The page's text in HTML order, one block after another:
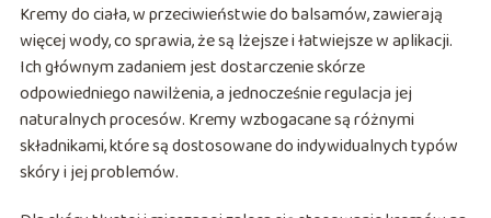
Kremy do ciała, w przeciwieństwie do balsamów, zawierają
więcej wody, co sprawia, że są lżejsze i łatwiejsze w aplikacji.
Ich głównym zadaniem jest dostarczenie skórze
odpowiedniego nawilżenia, a jednocześnie regulacja jej
naturalnych procesów. Kremy wzbogacane są różnymi
składnikami, które są dostosowane do indywidualnych typów
skóry i jej problemów.